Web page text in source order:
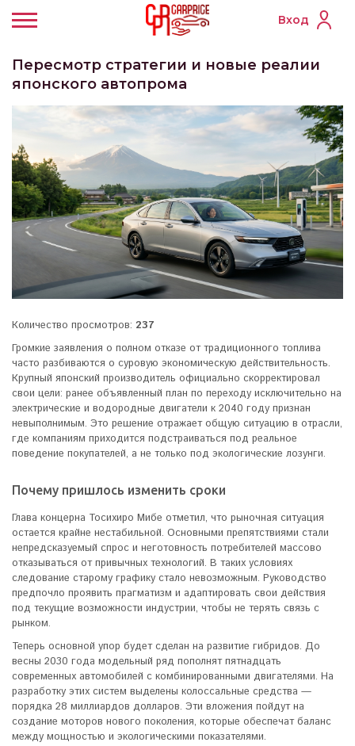
Вход
Пересмотр стратегии и новые реалии
японского автопрома
Количество просмотров: 237
Громкие заявления о полном отказе от традиционного топлива
часто разбиваются о суровую экономическую действительность.
Крупный японский производитель официально скорректировал
свои цели: ранее объявленный план по переходу исключительно на
электрические и водородные двигатели к 2040 году признан
невыполнимым. Это решение отражает общую ситуацию в отрасли,
где компаниям приходится подстраиваться под реальное
поведение покупателей, а не только под экологические лозунги.
Почему пришлось изменить сроки
Глава концерна Тосихиро Мибе отметил, что рыночная ситуация
остается крайне нестабильной. Основными препятствиями стали
непредсказуемый спрос и неготовность потребителей массово
отказываться от привычных технологий. В таких условиях
следование старому графику стало невозможным. Руководство
предпочло проявить прагматизм и адаптировать свои действия
под текущие возможности индустрии, чтобы не терять связь с
рынком.
Теперь основной упор будет сделан на развитие гибридов. До
весны 2030 года модельный ряд пополнят пятнадцать
современных автомобилей с комбинированными двигателями. На
разработку этих систем выделены колоссальные средства —
порядка 28 миллиардов долларов. Эти вложения пойдут на
создание моторов нового поколения, которые обеспечат баланс
между мощностью и экологическими показателями.